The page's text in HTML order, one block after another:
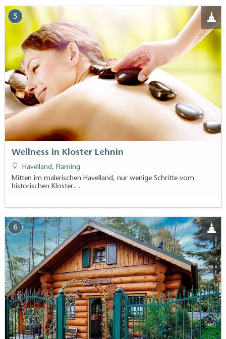
5
Wellness in Kloster Lehnin
Havelland, Fläming
Mitten im malerischen Havelland, nur wenige Schritte vom
historischen Kloster…
6